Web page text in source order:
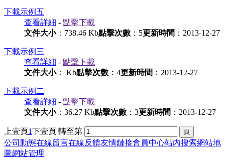
下載示例五
查看詳細 - 點擊下載
文件大小：738.46 Kb點擊次數 ：5更新時間 ：2013-12-27
下載示例三
查看詳細 - 點擊下載
文件大小： Kb點擊次數 ：4更新時間 ：2013-12-27
下載示例二
查看詳細 - 點擊下載
文件大小：36.27 Kb點擊次數 ：3更新時間 ：2013-12-27
上壹頁1下壹頁 轉至第
公司動態在線留言在線反饋友情鏈接會員中心站內搜索網站地
圖網站管理